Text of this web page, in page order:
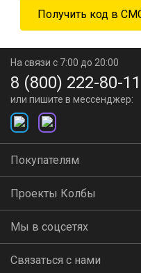
На связи с 7:00 до 20:00
8 (800) 222-80-11
или пишите в мессенджер:
Покупателям
Проекты Колбы
Мы в соцсетях
Связаться с нами